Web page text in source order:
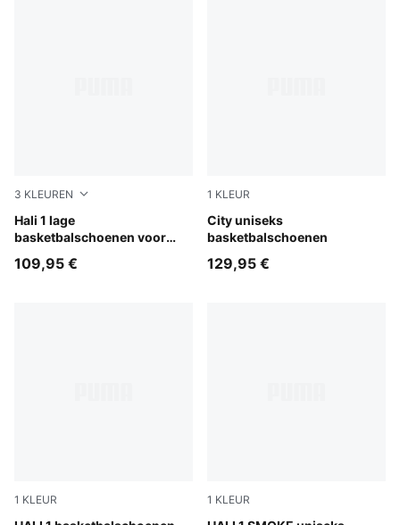
3 KLEUREN
Hali 1 lage
basketbalschoenen voor
Fresh Mint-Green Moon
109,95 €
1 KLEUR
City uniseks
basketbalschoenen
Mustard Seed-Sea Kelp
129,95 €
1 KLEUR 1 KLEUR